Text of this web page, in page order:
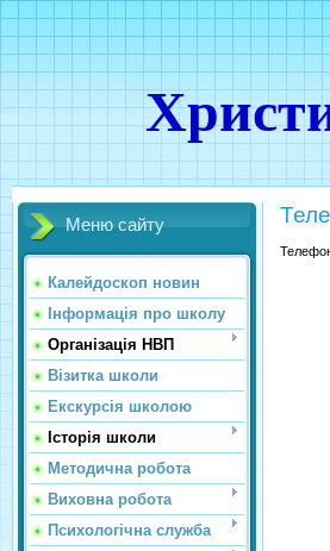
Меню сайту
Калейдоскоп новин
Інформація про школу
Організація НВП
Візитка школи
Екскурсія школою
Історія школи
Методична робота
Виховна робота
Психологічна служба